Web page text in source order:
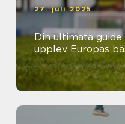
27. juli 2025
Din ultimata
upplev Europas